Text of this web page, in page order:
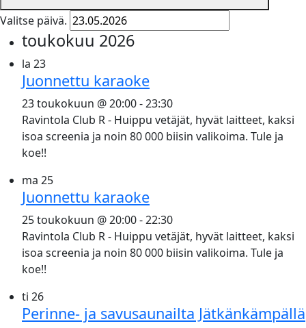
Valitse päivä.
toukokuu 2026
la 23
Juonnettu karaoke
23 toukokuun @ 20:00-23:30
Ravintola Club R - Huippu vetäjät, hyvät laitteet, kaksi
isoa screenia ja noin 80 000 biisin valikoima. Tule ja
koe!!
ma 25
Juonnettu karaoke
25 toukokuun @ 20:00-22:30
Ravintola Club R - Huippu vetäjät, hyvät laitteet, kaksi
isoa screenia ja noin 80 000 biisin valikoima. Tule ja
koe!!
ti 26
Perinne- ja savusaunailta Jätkänkämpällä